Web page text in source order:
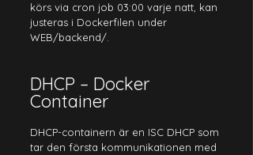
körs via cron job 03:00 varje natt, kan
justeras i Dockerfilen under
WEB/backend/.
DHCP – Docker
Container
DHCP-containern är en ISC DHCP som
tar den första kommunikationen med